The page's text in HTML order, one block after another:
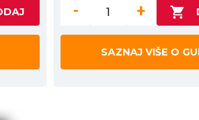
- +
SAZNAJ VIŠE O